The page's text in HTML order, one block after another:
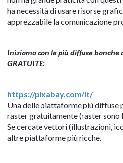
ha necessità di usare risorse
apprezzabile la comunicazione
Iniziamo con le più diffuse banche
GRATUITE:
https://pixabay.com/it/
Una delle piattaforme più diffuse
raster gratuitamente (raster
Se cercate vettori (illustrazioni,
altre piattaforme più ricche.